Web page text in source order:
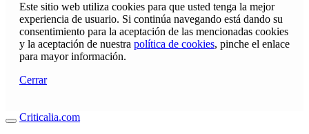
Este sitio web utiliza cookies para que usted tenga la mejor
experiencia de usuario. Si continúa navegando está dando su
consentimiento para la aceptación de las mencionadas cookies
y la aceptación de nuestra política de cookies, pinche el enlace
para mayor información.
Cerrar
Criticalia.com